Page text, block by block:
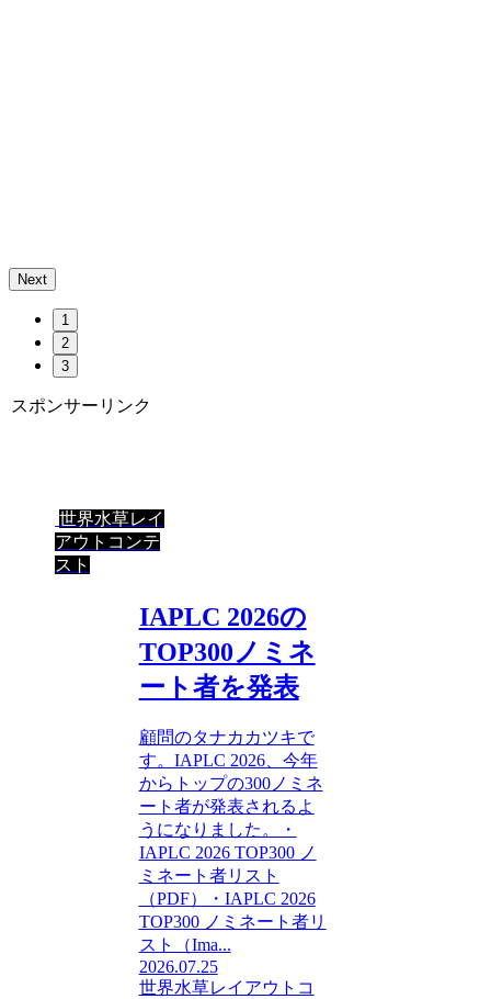
Next
1
2
3
スポンサーリンク
世界水草レイ
アウトコンテ
スト
IAPLC 2026の
TOP300ノミネ
ート者を発表
顧問のタナカカツキで
す。IAPLC 2026、今年
からトップの300ノミネ
ート者が発表されるよ
うになりました。・
IAPLC 2026 TOP300 ノ
ミネート者リスト
（PDF）・IAPLC 2026
TOP300 ノミネート者リ
スト（Ima...
2026.07.25
世界水草レイアウトコ